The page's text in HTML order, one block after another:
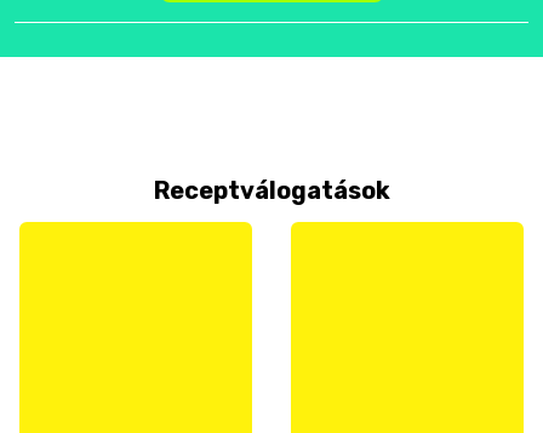
Receptválogatások